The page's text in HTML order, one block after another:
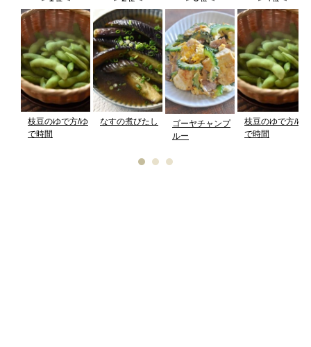
枝豆のゆで方/ゆ
で時間
なすの煮びたし
ゴーヤチャンプ
ルー
枝豆のゆで方/ゆ
で時間